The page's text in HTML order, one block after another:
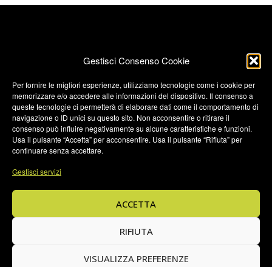
Gestisci Consenso Cookie
Per fornire le migliori esperienze, utilizziamo tecnologie come i cookie per
memorizzare e/o accedere alle informazioni del dispositivo. Il consenso a
queste tecnologie ci permetterà di elaborare dati come il comportamento di
navigazione o ID unici su questo sito. Non acconsentire o ritirare il
consenso può influire negativamente su alcune caratteristiche e funzioni.
Usa il pulsante “Accetta” per acconsentire. Usa il pulsante “Rifiuta” per
continuare senza accettare.
Gestisci servizi
ACCETTA
RIFIUTA
VISUALIZZA PREFERENZE
Termini e condizioni
Privacy Policy
Privacy Policy (UK)
Credits
MSPLCU62B28A794S • REA: BG - 415388